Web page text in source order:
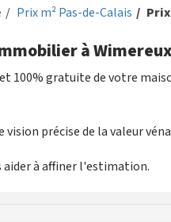
Prix m² Pas-de-Calais
à Wimereux
100% gratuite de votre
précise de la valeur
aider à affiner l'estimation.